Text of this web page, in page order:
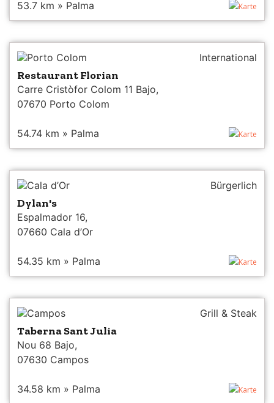
53.7 km » Palma Karte
Porto Colom International
Restaurant Florian
Carre Cristòfor Colom 11 Bajo,
07670 Porto Colom
54.74 km » Palma Karte
Cala d’Or Bürgerlich
Dylan's
Espalmador 16,
07660 Cala d’Or
54.35 km » Palma Karte
Campos Grill & Steak
Taberna Sant Julia
Nou 68 Bajo,
07630 Campos
34.58 km » Palma Karte